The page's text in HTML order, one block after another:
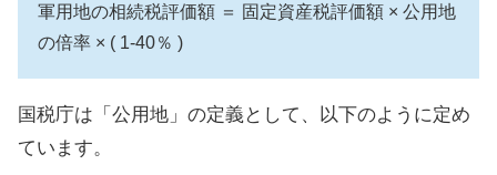
軍用地の相続税評価額 ＝ 固定資産税評価額 × 公用地
の倍率 × ( 1-40％ )
国税庁は「公用地」の定義として、以下のように定め
ています。